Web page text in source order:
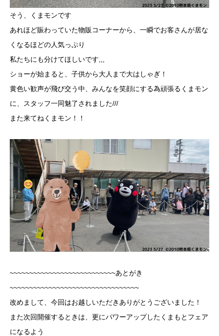
そう、くまモンです
あれほど賑わっていた物販コーナーから、一瞬でお客さんが居な
くなるほどの人気っぷり
私たちにも分けてほしいです,,,
ショーが始まると、子供から大人まで大はしゃぎ！
黄色い歓声が飛び交う中、みんなを笑顔にする為頑張るくまモン
に、スタッフ一同魅了されました///
また来てねくまモン！！
~~~~~~~~~~~~~~~~~~~~~~~~~~~あとがき
~~~~~~~~~~~~~~~~~~~~~~~~~~~~~~~~~
改めまして、今回はお越しいただきありがとうございました！
また次回開催するときは、更にパワーアップしたくまもとフェア
になるよう